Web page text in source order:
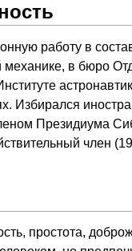
работу в
в бюро
Избирался
Президиума
член
простота,